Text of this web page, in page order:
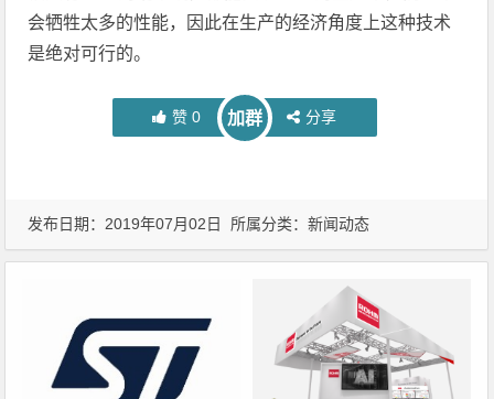
会牺牲太多的性能，因此在生产的经济角度上这种技术
是绝对可行的。
赞 0 加群 分享
发布日期：2019年07月02日 所属分类：新闻动态